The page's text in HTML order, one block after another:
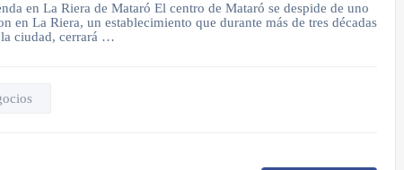
en La Riera de Mataró El centro de Mataró se despide de uno
en La Riera, un establecimiento que durante más de tres décadas
ciudad, cerrará …